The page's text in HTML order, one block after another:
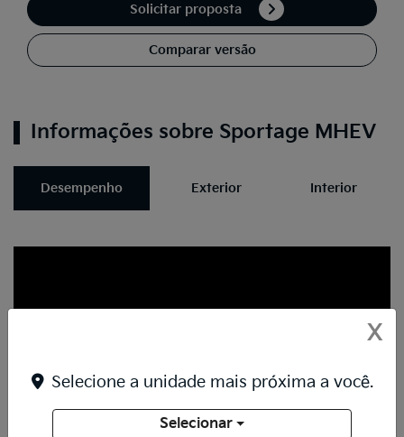
Solicitar proposta
Comparar versão
Informações sobre Sportage MHEV
Desempenho Exterior Interior
X
Selecione a unidade mais próxima a você.
Selecionar